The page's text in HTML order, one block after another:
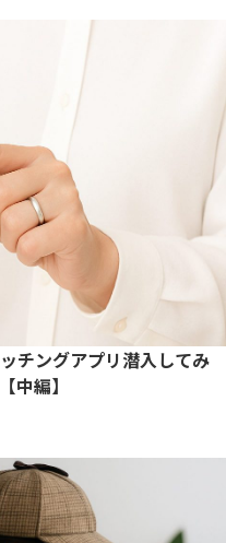
チングアプリ潜入してみ
中編】